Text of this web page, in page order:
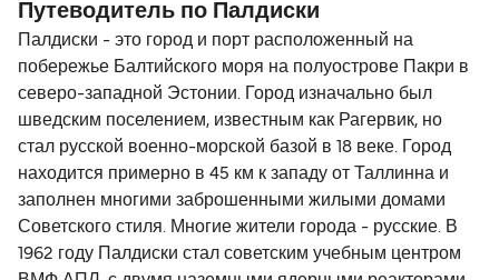
DFDS Seaways
Путеводитель по Палдиски
Палдиски - это город и порт расположенный на
побережье Балтийского моря на полуострове Пакри в
северо-западной Эстонии. Город изначально был
шведским поселением, известным как Рагервик, но
стал русской военно-морской базой в 18 веке. Город
находится примерно в 45 км к западу от Таллинна и
заполнен многими заброшенными жилыми домами
Советского стиля. Многие жители города - русские. В
1962 году Палдиски стал советским учебным центром